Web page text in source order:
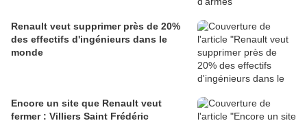
Renault veut supprimer près de 20%
des effectifs d'ingénieurs dans le
monde
Encore un site que Renault veut
fermer : Villiers Saint Frédéric